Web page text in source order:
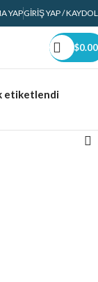
YAPGIRIŞ YAP / KAYDOL
$0.00
etiketlendi